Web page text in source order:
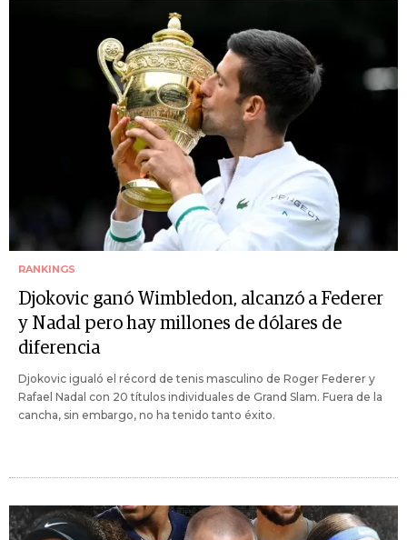
RANKINGS
Djokovic ganó Wimbledon, alcanzó a Federer
y Nadal pero hay millones de dólares de
diferencia
Djokovic igualó el récord de tenis masculino de Roger Federer y
Rafael Nadal con 20 títulos individuales de Grand Slam. Fuera de la
cancha, sin embargo, no ha tenido tanto éxito.